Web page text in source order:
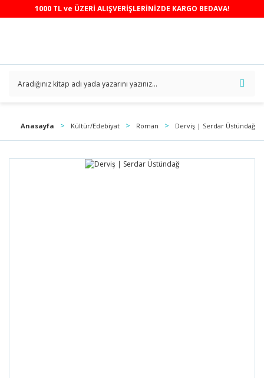
1000 TL ve ÜZERİ ALIŞVERİŞLERİNİZDE KARGO BEDAVA!
Anasayfa Kültür/Edebiyat Roman Derviş | Serdar Üstündağ